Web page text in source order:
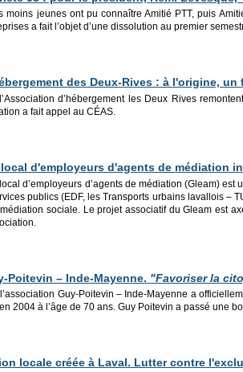
moins jeunes ont pu connaître Amitié PTT, puis
a fait l’objet d’une dissolution au premier
des Deux-Rives : à l'origine,
d’hébergement les Deux Rives
a fait appel au CÉAS.
d'employeurs d'agents de médiation
d’employeurs d’agents de médiation (Gleam)
publics (EDF, les Transports urbains lavallois
sociale. Le projet associatif du Gleam est
Poitevin – Inde-Mayenne. "Favoriser la
Guy-Poitevin – Inde-Mayenne a
2004 à l’âge de 70 ans. Guy Poitevin a passé une
locale créée à Laval. Lutter contre